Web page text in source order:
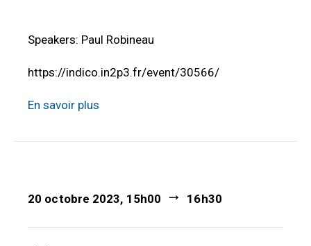
Speakers: Paul Robineau
https://indico.in2p3.fr/event/30566/
En savoir plus
20 octobre 2023, 15h00 16h30